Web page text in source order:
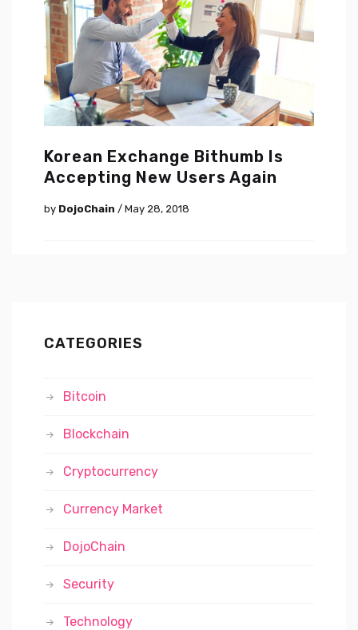
Korean Exchange Bithumb Is
Accepting New Users Again
by DojoChain / May 28, 2018
CATEGORIES
Bitcoin
Blockchain
Cryptocurrency
Currency Market
DojoChain
Security
Technology